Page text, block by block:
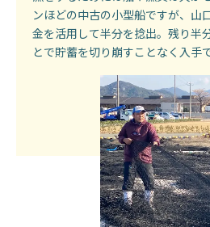
ンほどの中古の小型船ですが、山
金を活用して半分を捻出。残り半
とで貯蓄を切り崩すことなく入手